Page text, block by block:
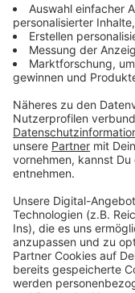
abfließen.
Die Ummarkierung
Gegenrichtung
Aachen-Zentrum
der A544 erfolgen,
2024.
(Foto: Symbolbild)
Anzeige